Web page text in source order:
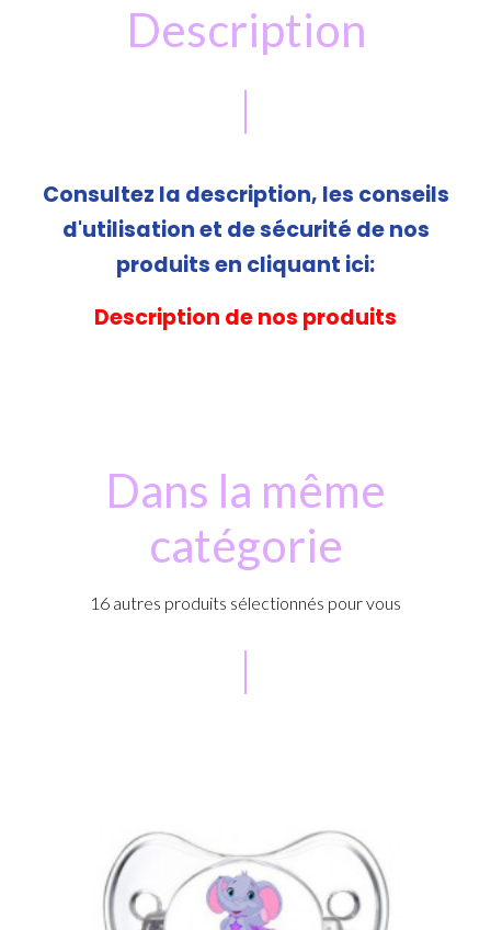
Description
Consultez la description, les conseils
d'utilisation et de sécurité de nos
produits en cliquant ici:
Description de nos produits
Dans la même
catégorie
16 autres produits sélectionnés pour vous